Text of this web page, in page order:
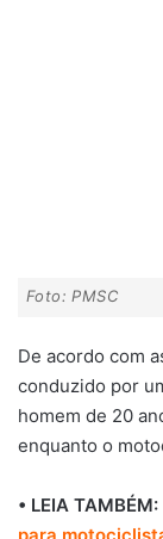
Foto: PMSC
De acordo com
conduzido por
homem de 20
enquanto o
• LEIA TAMBÉM: